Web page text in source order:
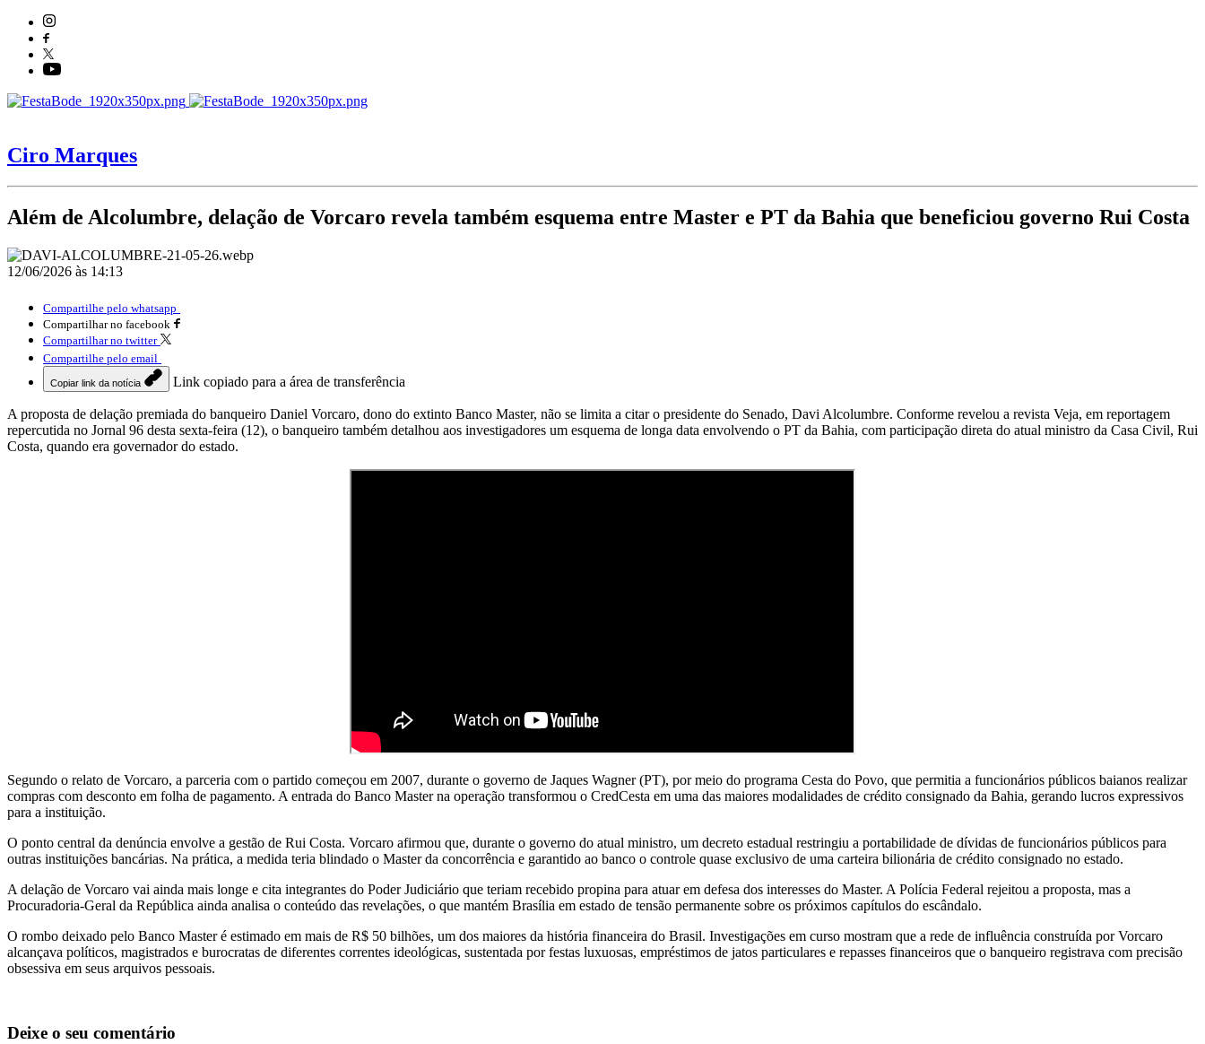
Ciro Marques
Além de Alcolumbre, delação de Vorcaro revela também esquema entre Master e PT da Bahia que beneficiou governo Rui Costa
12/06/2026 às 14:13
Compartilhe pelo whatsapp
Compartilhar no facebook
Compartilhar no twitter
Compartilhe pelo email
Copiar link da notícia Link copiado para a área de transferência
A proposta de delação premiada do banqueiro Daniel Vorcaro, dono do extinto Banco Master, não se limita a citar o presidente do Senado, Davi Alcolumbre. Conforme revelou a revista Veja, em reportagem
repercutida no Jornal 96 desta sexta-feira (12), o banqueiro também detalhou aos investigadores um esquema de longa data envolvendo o PT da Bahia, com participação direta do atual ministro da Casa Civil, Rui
Costa, quando era governador do estado.
Segundo o relato de Vorcaro, a parceria com o partido começou em 2007, durante o governo de Jaques Wagner (PT), por meio do programa Cesta do Povo, que permitia a funcionários públicos baianos realizar
compras com desconto em folha de pagamento. A entrada do Banco Master na operação transformou o CredCesta em uma das maiores modalidades de crédito consignado da Bahia, gerando lucros expressivos
para a instituição.
O ponto central da denúncia envolve a gestão de Rui Costa. Vorcaro afirmou que, durante o governo do atual ministro, um decreto estadual restringiu a portabilidade de dívidas de funcionários públicos para
outras instituições bancárias. Na prática, a medida teria blindado o Master da concorrência e garantido ao banco o controle quase exclusivo de uma carteira bilionária de crédito consignado no estado.
A delação de Vorcaro vai ainda mais longe e cita integrantes do Poder Judiciário que teriam recebido propina para atuar em defesa dos interesses do Master. A Polícia Federal rejeitou a proposta, mas a
Procuradoria-Geral da República ainda analisa o conteúdo das revelações, o que mantém Brasília em estado de tensão permanente sobre os próximos capítulos do escândalo.
O rombo deixado pelo Banco Master é estimado em mais de R$ 50 bilhões, um dos maiores da história financeira do Brasil. Investigações em curso mostram que a rede de influência construída por Vorcaro
alcançava políticos, magistrados e burocratas de diferentes correntes ideológicas, sustentada por festas luxuosas, empréstimos de jatos particulares e repasses financeiros que o banqueiro registrava com precisão
obsessiva em seus arquivos pessoais.
Deixe o seu comentário